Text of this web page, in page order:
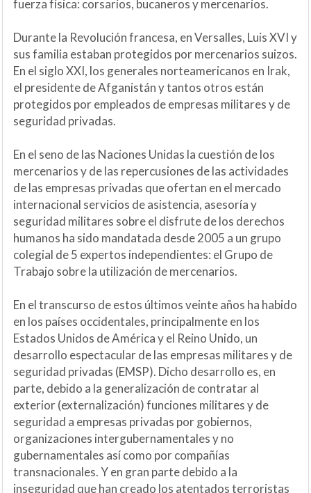
fuerza física: corsarios, bucaneros y mercenarios.
Durante la Revolución francesa, en Versalles, Luis XVI y
sus familia estaban protegidos por mercenarios suizos.
En el siglo XXI, los generales norteamericanos en Irak,
el presidente de Afganistán y tantos otros están
protegidos por empleados de empresas militares y de
seguridad privadas.
En el seno de las Naciones Unidas la cuestión de los
mercenarios y de las repercusiones de las actividades
de las empresas privadas que ofertan en el mercado
internacional servicios de asistencia, asesoría y
seguridad militares sobre el disfrute de los derechos
humanos ha sido mandatada desde 2005 a un grupo
colegial de 5 expertos independientes: el Grupo de
Trabajo sobre la utilización de mercenarios.
En el transcurso de estos últimos veinte años ha habido
en los países occidentales, principalmente en los
Estados Unidos de América y el Reino Unido, un
desarrollo espectacular de las empresas militares y de
seguridad privadas (EMSP). Dicho desarrollo es, en
parte, debido a la generalización de contratar al
exterior (externalización) funciones militares y de
seguridad a empresas privadas por gobiernos,
organizaciones intergubernamentales y no
gubernamentales así como por compañías
transnacionales. Y en gran parte debido a la
inseguridad que han creado los atentados terroristas